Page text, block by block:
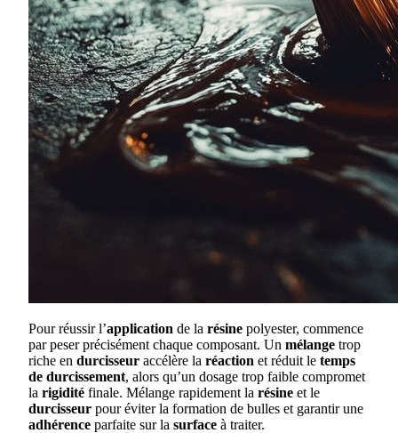
Pour réussir l’application de la résine polyester, commence
par peser précisément chaque composant. Un mélange trop
riche en durcisseur accélère la réaction et réduit le temps
de durcissement, alors qu’un dosage trop faible compromet
la rigidité finale. Mélange rapidement la résine et le
durcisseur pour éviter la formation de bulles et garantir une
adhérence parfaite sur la surface à traiter.